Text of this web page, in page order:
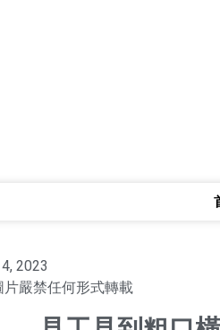
2023
嚴禁任何形式轉載